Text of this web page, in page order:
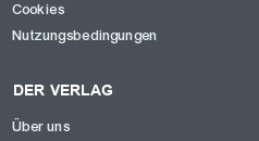
Cookies
Nutzungsbedingungen
DER VERLAG
Über uns